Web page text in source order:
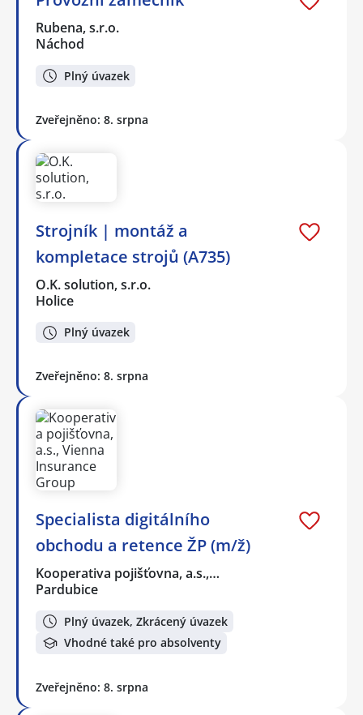
Rubena, s.r.o.
Náchod
Plný úvazek
Zveřejněno: 8. srpna
Strojník | montáž a
kompletace strojů (A735)
O.K. solution, s.r.o.
Holice
Plný úvazek
Zveřejněno: 8. srpna
Specialista digitálního
obchodu a retence ŽP (m/ž)
Kooperativa pojišťovna, a.s.,…
Pardubice
Plný úvazek, Zkrácený úvazek
Vhodné také pro absolventy
Zveřejněno: 8. srpna